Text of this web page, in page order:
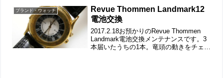
ん。片...
ブランド・ウォッチ
Revue Thommen Landmark12
電池交換
2017.2.18お預かりのRevue Thommen
Landmark電池交換メンテナンスです。3
本届いたうちの1本。竜頭の動きをチェッ